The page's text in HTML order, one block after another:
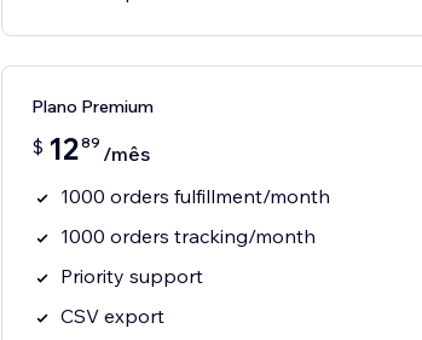
Plano Premium
$ 1289 /mês
1000 orders fulfillment/month
1000 orders tracking/month
Priority support
CSV export